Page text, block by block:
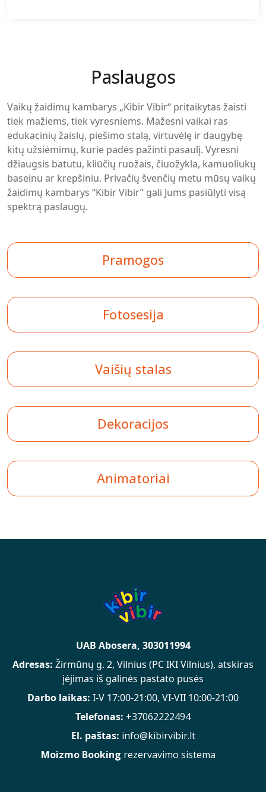
Paslaugos
Vaikų žaidimų kambarys „Kibir Vibir“ pritaikytas žaisti
tiek mažiems, tiek vyresniems. Mažesni vaikai ras
edukacinių žaislų, piešimo stalą, virtuvėlę ir daugybę
kitų užsiėmimų, kurie padės pažinti pasaulį. Vyresni
džiaugsis batutu, kliūčių ruožais, čiuožykla, kamuoliukų
baseinu ar krepšiniu. Privačių švenčių metu mūsų vaikų
žaidimų kambarys “Kibir Vibir” gali Jums pasiūlyti visą
spektrą paslaugų.
Pramogos
Fotosesija
Vaišių stalas
Dekoracijos
Animatoriai
UAB Abosera, 303011994
Adresas: Žirmūnų g. 2, Vilnius (PC IKI Vilnius), atskiras
įėjimas iš galinės pastato pusės
Darbo laikas: I-V 17:00-21:00, VI-VII 10:00-21:00
Telefonas: +37062222494
El. paštas: info@kibirvibir.lt
Moizmo Booking rezervavimo sistema